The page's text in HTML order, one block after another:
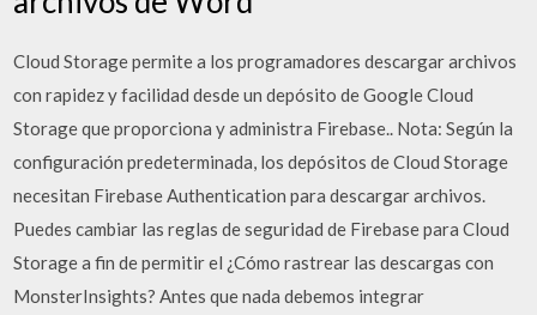
Cloud Storage permite a los programadores descargar archivos
con rapidez y facilidad desde un depósito de Google Cloud
Storage que proporciona y administra Firebase.. Nota: Según la
configuración predeterminada, los depósitos de Cloud Storage
necesitan Firebase Authentication para descargar archivos.
Puedes cambiar las reglas de seguridad de Firebase para Cloud
Storage a fin de permitir el ¿Cómo rastrear las descargas con
MonsterInsights? Antes que nada debemos integrar